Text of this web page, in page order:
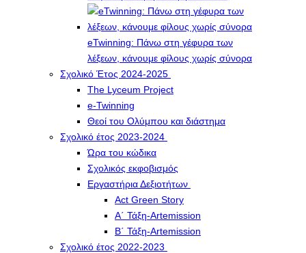
eTwinning: Πάνω στη γέφυρα των
λέξεων, κάνουμε φίλους χωρίς σύνορα
Σχολικό Έτος 2024-2025
The Lyceum Project
e-Twinning
Θεοί του Ολύμπου και διάστημα
Σχολικό έτος 2023-2024
Ώρα του κώδικα
Σχολικός εκφοβισμός
Εργαστήρια Δεξιοτήτων
Act Green Story
Α΄ Τάξη-Artemission
Β΄ Τάξη-Artemission
Σχολικό έτος 2022-2023